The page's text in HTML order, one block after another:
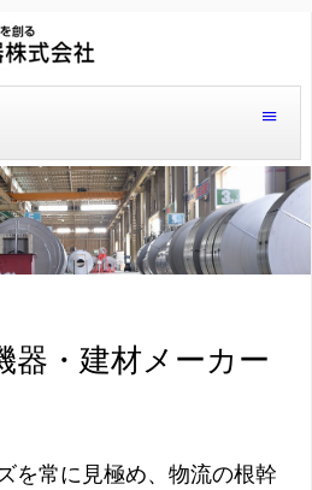
器・建材メーカー
を常に見極め、物流の根幹